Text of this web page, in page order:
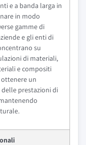
e a banda larga in
in modo
gamme di
e gli enti di
su
di materiali,
e compositi
un
prestazioni di